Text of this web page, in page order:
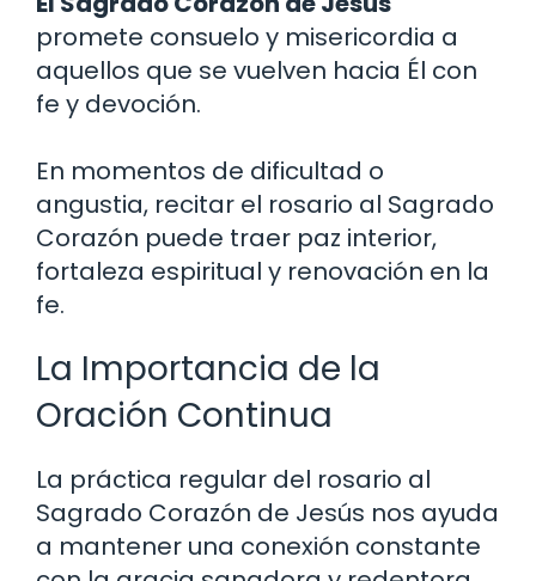
promete consuelo y misericordia a
aquellos que se vuelven hacia Él con
fe y devoción.
En momentos de dificultad o
angustia, recitar el rosario al Sagrado
Corazón puede traer paz interior,
fortaleza espiritual y renovación en la
fe.
La Importancia de la
Oración Continua
La práctica regular del rosario al
Sagrado Corazón de Jesús nos ayuda
a mantener una conexión constante